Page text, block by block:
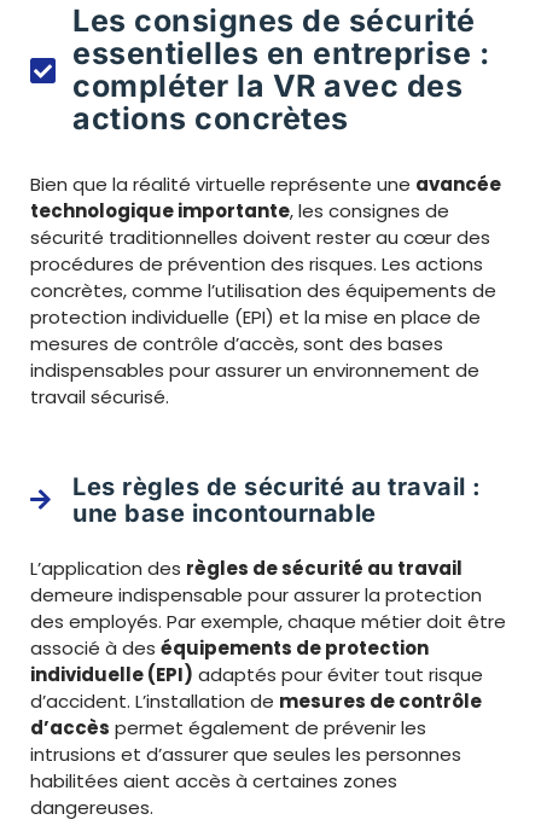
Les consignes de sécurité
essentielles en entreprise :
compléter la VR avec des
actions concrètes
Bien que la réalité virtuelle représente une avancée
technologique importante, les consignes de
sécurité traditionnelles doivent rester au cœur des
procédures de prévention des risques. Les actions
concrètes, comme l’utilisation des équipements de
protection individuelle (EPI) et la mise en place de
mesures de contrôle d’accès, sont des bases
indispensables pour assurer un environnement de
travail sécurisé.
Les règles de sécurité au travail :
une base incontournable
L’application des règles de sécurité au travail
demeure indispensable pour assurer la protection
des employés. Par exemple, chaque métier doit être
associé à des équipements de protection
individuelle (EPI) adaptés pour éviter tout risque
d’accident. L’installation de mesures de contrôle
d’accès permet également de prévenir les
intrusions et d’assurer que seules les personnes
habilitées aient accès à certaines zones
dangereuses.